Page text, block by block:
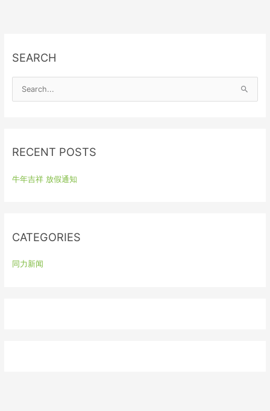
SEARCH
c
f
RECENT POSTS
牛年吉祥 放假通知
CATEGORIES
同力新闻